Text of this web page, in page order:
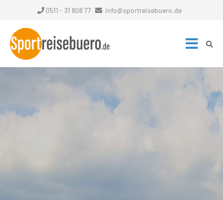
0511 - 31 808 77 info@sportreisebuero.de